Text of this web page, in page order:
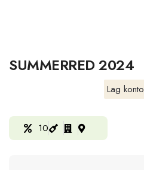
SUMMERRED 2024
Lag konto
10